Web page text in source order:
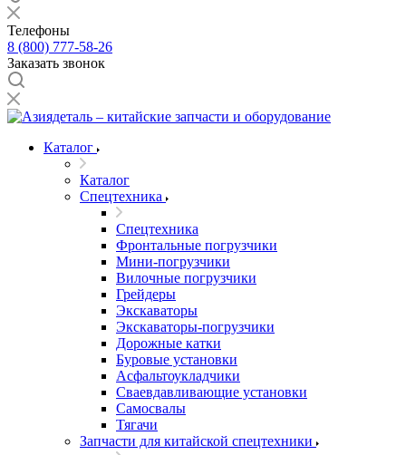
Телефоны
8 (800) 777-58-26
Заказать звонок
Каталог
Каталог
Спецтехника
Спецтехника
Фронтальные погрузчики
Мини-погрузчики
Вилочные погрузчики
Грейдеры
Экскаваторы
Экскаваторы-погрузчики
Дорожные катки
Буровые установки
Асфальтоукладчики
Сваевдавливающие установки
Самосвалы
Тягачи
Запчасти для китайской спецтехники